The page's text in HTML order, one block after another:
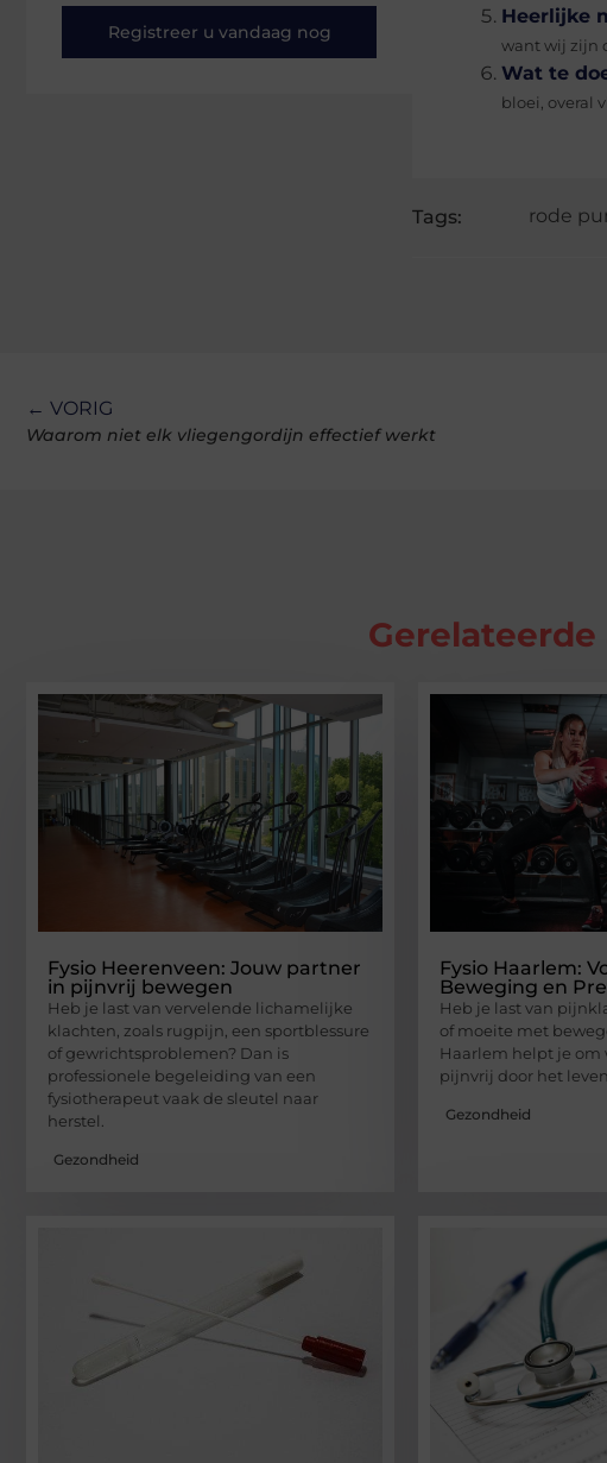
Registreer u vandaag nog
Heerlijke
want wij zijn
Wat te
bloei, overal
Tags: rode
← VORIG
Waarom niet elk vliegengordijn effectief werkt
Fysio Heerenveen: Jouw partner
in pijnvrij bewegen
Heb je last van vervelende lichamelijke
klachten, zoals rugpijn, een sportblessure
of gewrichtsproblemen? Dan is
professionele begeleiding van een
fysiotherapeut vaak de sleutel naar
herstel.
Gezondheid
Fysio Haarlem:
Beweging en
Heb je last van
of moeite met
Haarlem helpt je om
pijnvrij door het
Gezondheid